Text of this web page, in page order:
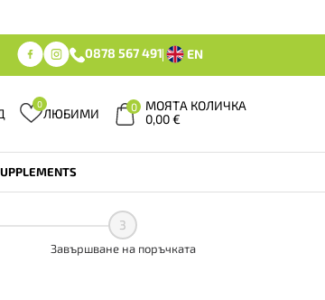
0878 567 491 EN
0
ЛЮБИМИ 0
МОЯТА КОЛИЧКА
0,00€
3
Завършване на поръчката